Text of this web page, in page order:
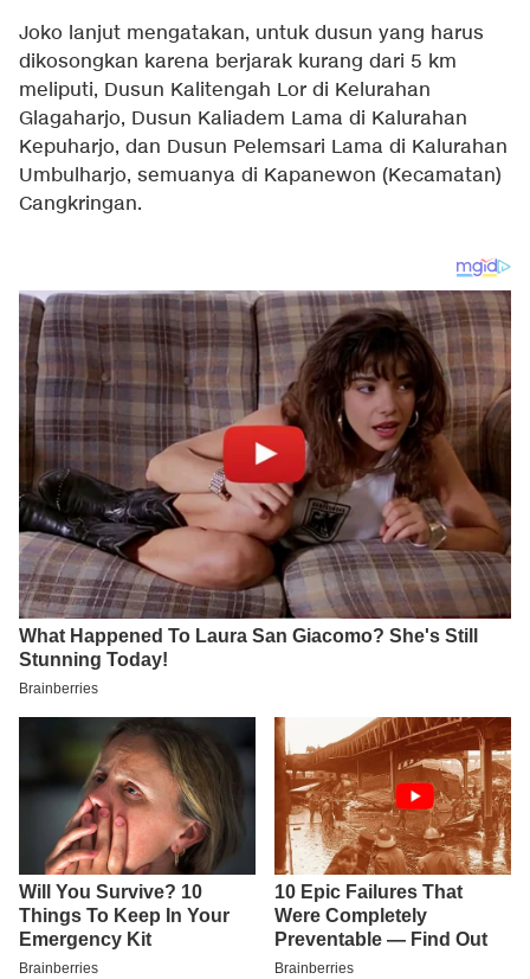
Joko lanjut mengatakan, untuk dusun yang harus
dikosongkan karena berjarak kurang dari 5 km
meliputi, Dusun Kalitengah Lor di Kelurahan
Glagaharjo, Dusun Kaliadem Lama di Kalurahan
Kepuharjo, dan Dusun Pelemsari Lama di Kalurahan
Umbulharjo, semuanya di Kapanewon (Kecamatan)
Cangkringan.